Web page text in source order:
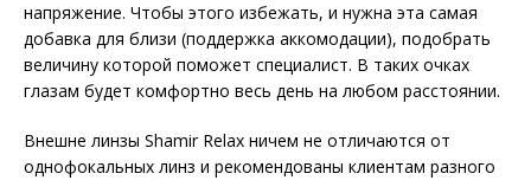
напряжение. Чтобы этого избежать, и нужна эта самая
добавка для близи (поддержка аккомодации), подобрать
величину которой поможет специалист. В таких очках
глазам будет комфортно весь день на любом расстоянии.
Внешне линзы Shamir Relax ничем не отличаются от
однофокальных линз и рекомендованы клиентам разного